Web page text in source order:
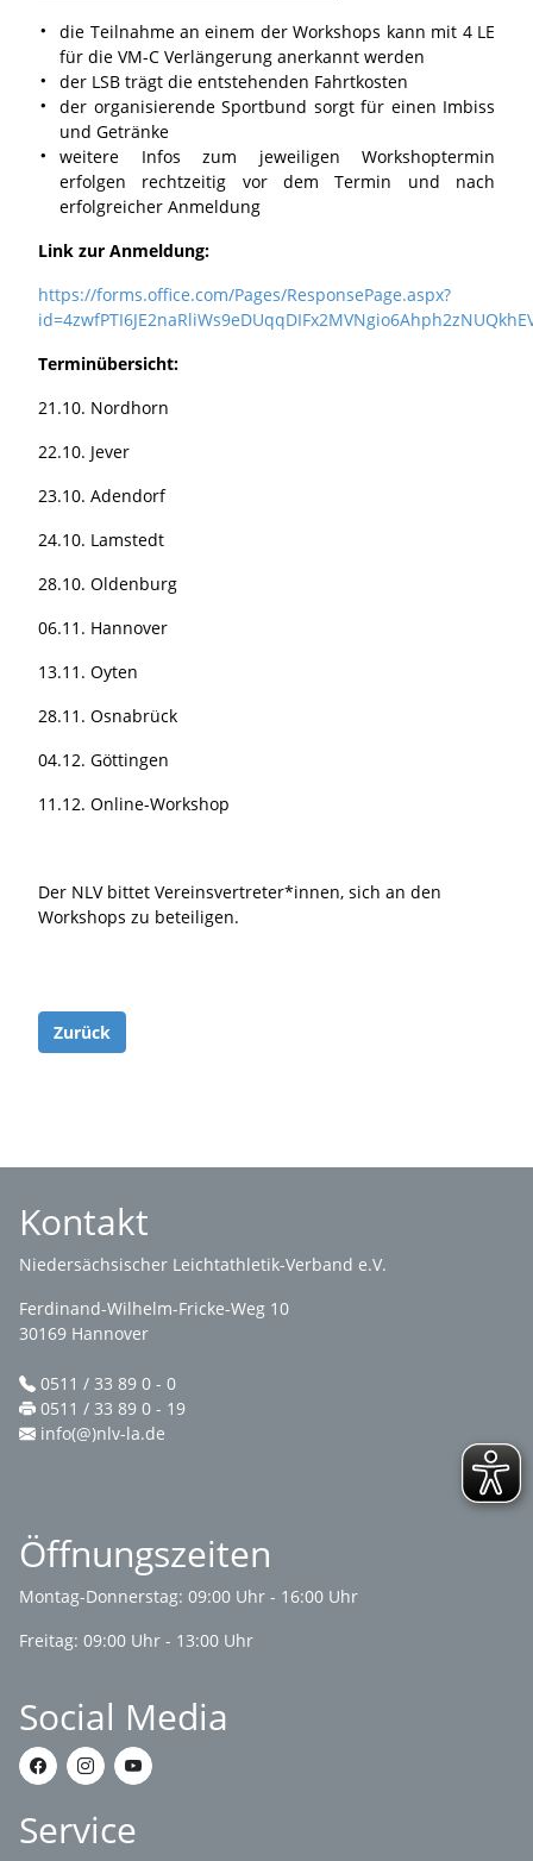
die Teilnahme an einem der Workshops kann mit 4 LE
für die VM-C Verlängerung anerkannt werden
der LSB trägt die entstehenden Fahrtkosten
der organisierende Sportbund sorgt für einen Imbiss
und Getränke
weitere Infos zum jeweiligen Workshoptermin
erfolgen rechtzeitig vor dem Termin und nach
erfolgreicher Anmeldung
Link zur Anmeldung:
https://forms.office.com/Pages/ResponsePage.aspx?
Terminübersicht:
21.10. Nordhorn
22.10. Jever
23.10. Adendorf
24.10. Lamstedt
28.10. Oldenburg
06.11. Hannover
13.11. Oyten
28.11. Osnabrück
04.12. Göttingen
11.12. Online-Workshop
Der NLV bittet Vereinsvertreter*innen, sich an den
Workshops zu beteiligen.
Zurück
Kontakt
Niedersächsischer Leichtathletik-Verband e.V.
Ferdinand-Wilhelm-Fricke-Weg 10
30169 Hannover
0511 / 33 89 0 - 0
0511 / 33 89 0 - 19
info(@)nlv-la.de
Öffnungszeiten
Montag-Donnerstag: 09:00 Uhr - 16:00 Uhr
Freitag: 09:00 Uhr - 13:00 Uhr
Social Media
Service